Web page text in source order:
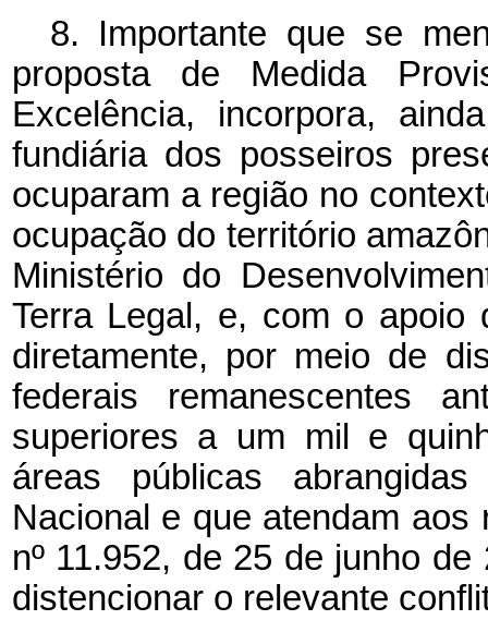
8. Importante que se
proposta de Medida
Excelência, incorpora,
fundiária dos posseiros
ocuparam a região no
ocupação do território
Ministério do
Terra Legal, e, com o apoio
diretamente, por meio de
federais remanescentes
superiores a um mil e
áreas públicas
Nacional e que atendam
nº 11.952, de 25 de junho
distencionar o relevante